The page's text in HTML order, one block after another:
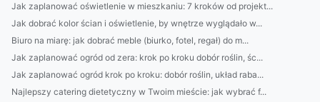
Jak zaplanować oświetlenie w mieszkaniu: 7 kroków od projekt...
Jak dobrać kolor ścian i oświetlenie, by wnętrze wyglądało w...
Biuro na miarę: jak dobrać meble (biurko, fotel, regał) do m...
Jak zaplanować ogród od zera: krok po kroku dobór roślin, śc...
Jak zaplanować ogród krok po kroku: dobór roślin, układ raba...
Najlepszy catering dietetyczny w Twoim mieście: jak wybrać f...